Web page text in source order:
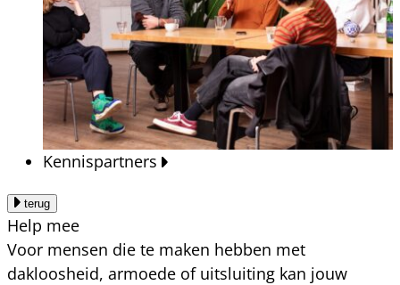
Kennispartners
terug
Help mee
Voor mensen die te maken hebben met
dakloosheid, armoede of uitsluiting kan jouw